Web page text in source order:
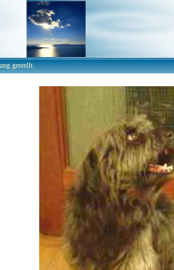
gestellt.